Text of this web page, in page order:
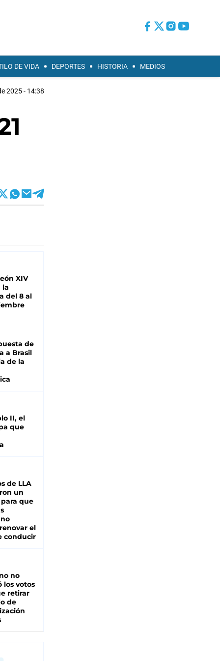
DE VIDA DEPORTES HISTORIA MEDIOS
2025 - 14:38
XIV
la
del 8 al
de
a Brasil
de la
II, el
que
de LLA
un
que
el
conducir
no
los votos
retirar
de